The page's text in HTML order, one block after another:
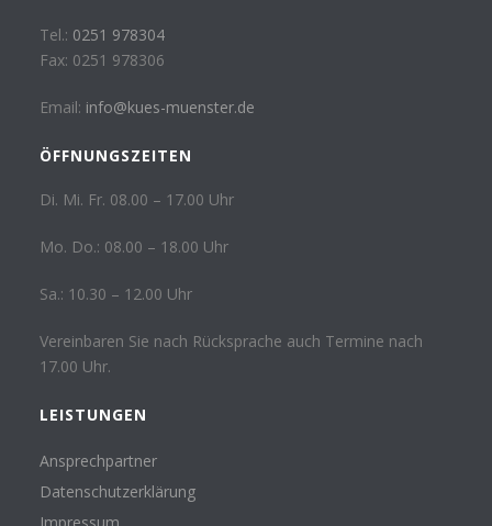
Tel.: 0251 978304
Fax: 0251 978306
Email: info@kues-muenster.de
ÖFFNUNGSZEITEN
Di. Mi. Fr. 08.00 – 17.00 Uhr
Mo. Do.: 08.00 – 18.00 Uhr
Sa.: 10.30 – 12.00 Uhr
Vereinbaren Sie nach Rücksprache auch Termine nach
17.00 Uhr.
LEISTUNGEN
Ansprechpartner
Datenschutzerklärung